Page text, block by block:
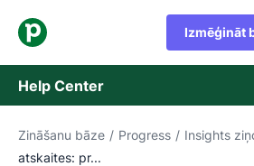
Izmēģināt
Help Center
Zināšanu bāze
Zināšanu bāze / Progress / Insights
atskaites: pr...